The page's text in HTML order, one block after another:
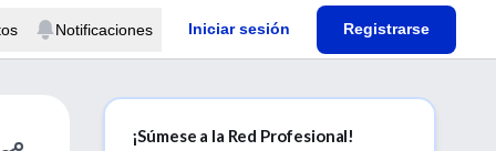
Notificaciones Iniciar sesión Registrarse
¡Súmese a la Red Profesional!